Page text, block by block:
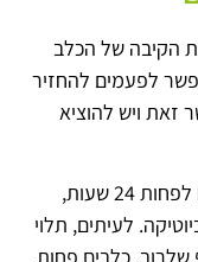
הקיבה של הכלב
לפעמים להחזיר
זאת ויש להוציא
לאחר הניתוח הכלב צריך להיות בפיקוח לפחות 24 שעות,
לעיתים, תלוי